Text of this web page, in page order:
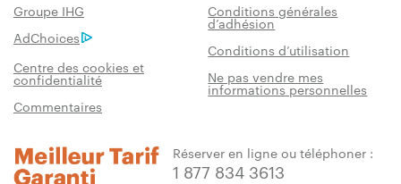
Groupe IHG
Conditions générales
d’adhésion
AdChoices
Conditions d’utilisation
Centre des cookies et
confidentialité Ne pas vendre mes
informations personnelles
Commentaires
Réserver en ligne ou téléphoner :
1 877 834 3613